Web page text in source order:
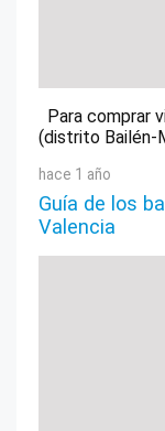
Para comprar
(distrito Bailén-
hace 1 año
Guía de los
Valencia